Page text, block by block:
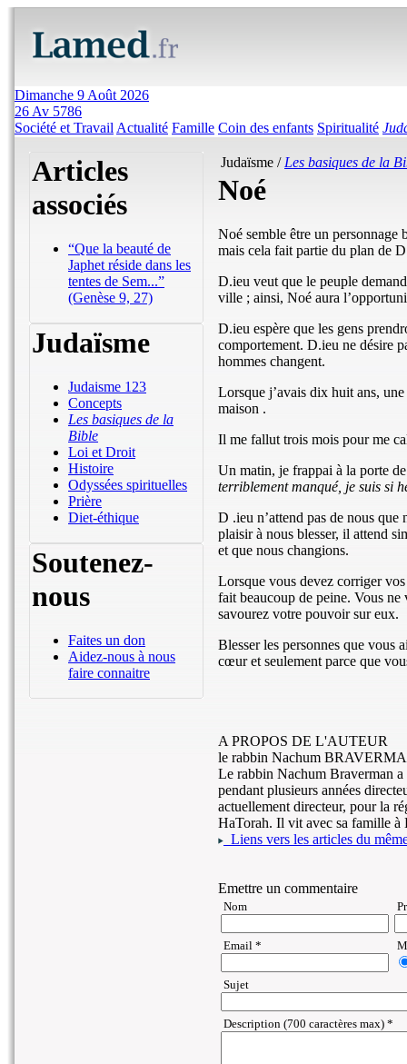
Dimanche 9 Août 2026
26 Av 5786
Société et Travail Actualité Famille Coin des enfants Spiritualité
Articles
associés
“Que la beauté de
Japhet réside dans les
tentes de Sem...”
(Genèse 9, 27)
Judaïsme
Judaisme 123
Concepts
Les basiques de la
Bible
Loi et Droit
Histoire
Odyssées spirituelles
Prière
Diet-éthique
Soutenez-
nous
Faites un don
Aidez-nous à nous
faire connaitre
Judaïsme / Les basiques de la
Noé
Noé semble être un personnage
mais cela fait partie du plan de
D.ieu veut que le peuple
ville ; ainsi, Noé aura
D.ieu espère que les gens
comportement. D.ieu ne désire
hommes changent.
Lorsque j’avais dix huit ans,
maison .
Il me fallut trois mois pour me
Un matin, je frappai à la porte
terriblement manqué, je suis si
D .ieu n’attend pas de nous
plaisir à nous blesser, il attend
et que nous changions.
Lorsque vous devez corriger
fait beaucoup de peine. Vous ne
savourez votre pouvoir sur eux.
Blesser les personnes que vous
cœur et seulement parce que
A PROPOS DE L'AUTEUR
le rabbin Nachum
Le rabbin Nachum Braverman
pendant plusieurs années
actuellement directeur, pour la
HaTorah. Il vit avec sa famille à
Liens vers les articles du
Emettre un commentaire
Nom
Email *
Sujet
Description (700 caractères max) *